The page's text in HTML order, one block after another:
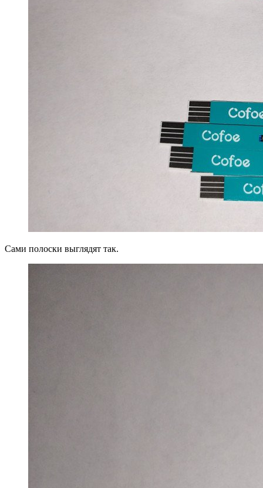
Сами полоски выглядят так.